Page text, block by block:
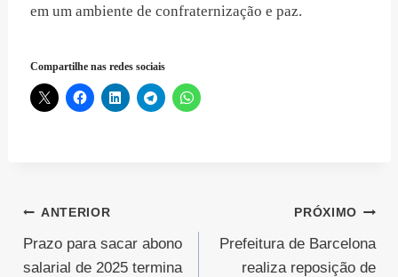
em um ambiente de confraternização e paz.
Compartilhe nas redes sociais
Navegação
de
ANTERIOR
Prazo para sacar abono
salarial de 2025 termina
PRÓXIMO
Prefeitura de Barcelona
realiza reposição de